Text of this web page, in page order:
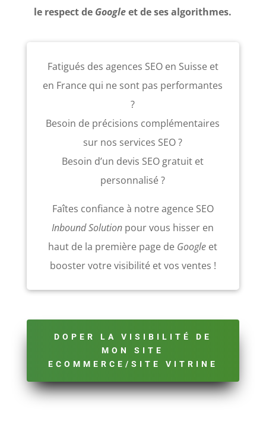
le respect de Googleet de ses algorithmes.
Fatigués des agences SEO en Suisse et
en France qui ne sont pas performantes
?
Besoin de précisions complémentaires
sur nos services SEO ?
Besoin d’un devis SEO gratuit et
personnalisé ?
Faîtes confiance à notre agence SEO
Inbound Solution pour vous hisser en
haut de la première page de Google et
booster votre visibilité et vos ventes !
DOPER LA VISIBILITÉ DE
MON SITE
ECOMMERCE/SITE VITRINE